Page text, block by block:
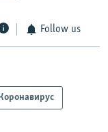
Follow us